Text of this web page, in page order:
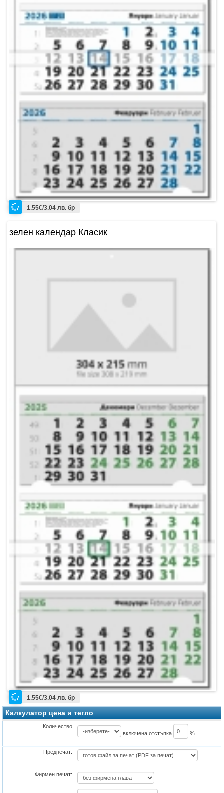
1.55€/3.04 лв. бр
зелен календар Класик
1.55€/3.04 лв. бр
Калкулатор цена и тегло
Количество
включена отстъпка
%
Предпечат:
Фирмен печат: